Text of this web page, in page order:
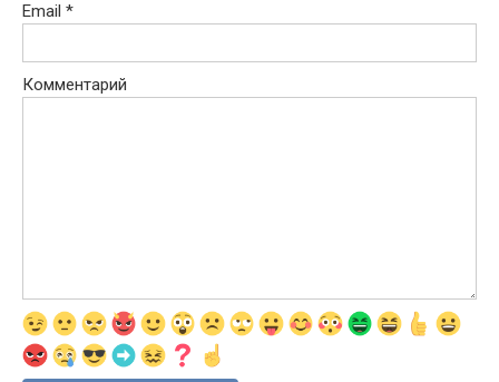
Email *
Комментарий